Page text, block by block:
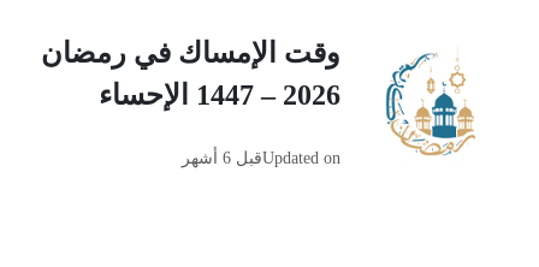
وقت الإمساك في رمضان
2026 – 1447 الإحساء
Updated onقبل 6 أشهر